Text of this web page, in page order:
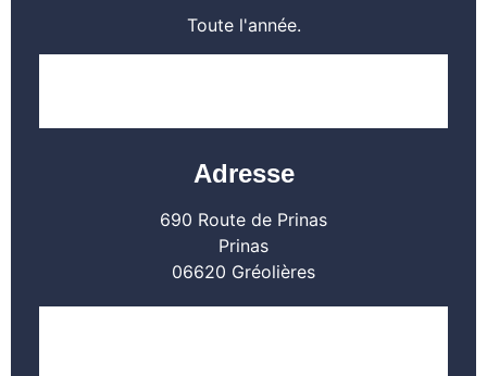
Toute l'année.
Adresse
690 Route de Prinas
Prinas
06620 Gréolières